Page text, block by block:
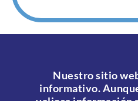
Nuestro sitio
informativo.